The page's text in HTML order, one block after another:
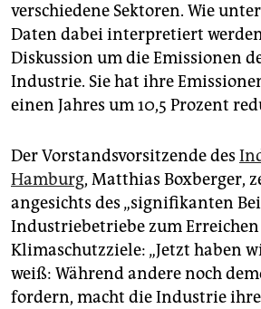
verschiedene Sektoren. Wie
Daten dabei interpretiert
Diskussion um die Emissionen
Industrie. Sie hat ihre
einen Jahres um 10,5 Prozent
Der Vorstandsvorsitzende des
Hamburg, Matthias Boxberger,
angesichts des „signifikanten
Industriebetriebe zum
Klimaschutzziele: „Jetzt haben
weiß: Während andere noch
fordern, macht die Industrie